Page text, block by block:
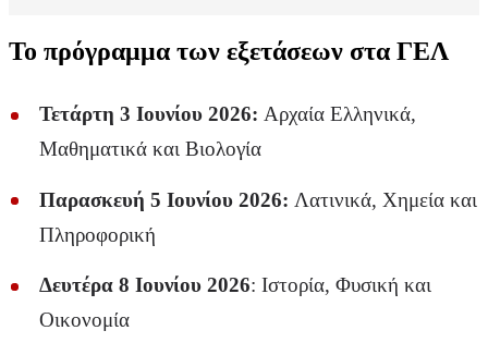
Το πρόγραμμα των εξετάσεων στα ΓΕΛ
Τετάρτη 3 Ιουνίου 2026: Αρχαία Ελληνικά,
Μαθηματικά και Βιολογία
Παρασκευή 5 Ιουνίου 2026: Λατινικά, Χημεία και
Πληροφορική
Δευτέρα 8 Ιουνίου 2026: Ιστορία, Φυσική και
Οικονομία